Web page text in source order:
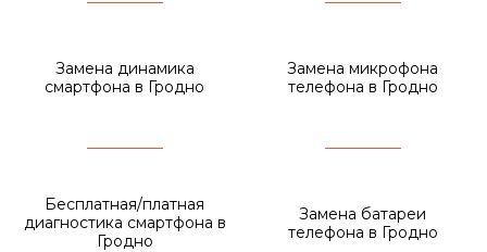
Замена динамика
смартфона в Гродно
Замена микрофона
телефона в Гродно
Бесплатная/платная
диагностика смартфона в
Гродно
Замена батареи
телефона в Гродно